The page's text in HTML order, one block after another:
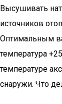
Высушивать
источников
Оптимальным
температура
температуре
снаружи. Что